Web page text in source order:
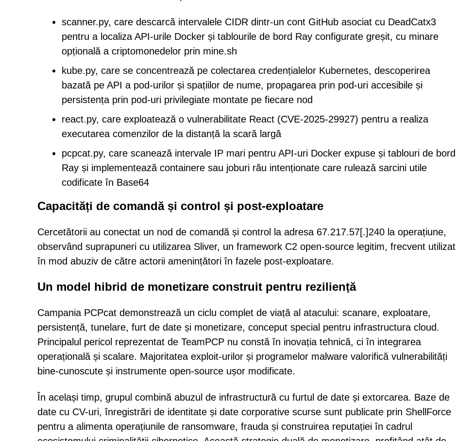
scanner.py, care descarcă intervalele CIDR dintr-un cont GitHub asociat cu DeadCatx3
pentru a localiza API-urile Docker și tablourile de bord Ray configurate greșit, cu minare
opțională a criptomonedelor prin mine.sh
kube.py, care se concentrează pe colectarea credențialelor Kubernetes, descoperirea
bazată pe API a pod-urilor și spațiilor de nume, propagarea prin pod-uri accesibile și
persistența prin pod-uri privilegiate montate pe fiecare nod
react.py, care exploatează o vulnerabilitate React (CVE-2025-29927) pentru a realiza
executarea comenzilor de la distanță la scară largă
pcpcat.py, care scanează intervale IP mari pentru API-uri Docker expuse și tablouri de bord
Ray și implementează containere sau joburi rău intenționate care rulează sarcini utile
codificate în Base64
Capacități de comandă și control și post-exploatare
Cercetătorii au conectat un nod de comandă și control la adresa 67.217.57[.]240 la operațiune,
observând suprapuneri cu utilizarea Sliver, un framework C2 open-source legitim, frecvent utilizat
în mod abuziv de către actorii amenințători în fazele post-exploatare.
Un model hibrid de monetizare construit pentru reziliență
Campania PCPcat demonstrează un ciclu complet de viață al atacului: scanare, exploatare,
persistență, tunelare, furt de date și monetizare, conceput special pentru infrastructura cloud.
Principalul pericol reprezentat de TeamPCP nu constă în inovația tehnică, ci în integrarea
operațională și scalare. Majoritatea exploit-urilor și programelor malware valorifică vulnerabilități
bine-cunoscute și instrumente open-source ușor modificate.
În același timp, grupul combină abuzul de infrastructură cu furtul de date și extorcarea. Baze de
date cu CV-uri, înregistrări de identitate și date corporative scurse sunt publicate prin ShellForce
pentru a alimenta operațiunile de ransomware, frauda și construirea reputației în cadrul